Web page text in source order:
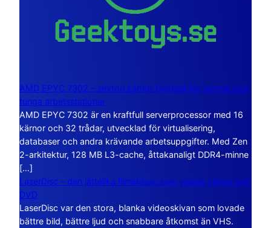
AMD EPYC 7302 – sexton kärnor byggda för servrar och
tunga arbetsstationer
AMD EPYC 7302 är en kraftfull serverprocessor med 16
kärnor och 32 trådar, utvecklad för virtualisering,
databaser och andra krävande arbetsuppgifter. Med Zen
2-arkitektur, 128 MB L3-cache, åttakanaligt DDR4-minne
[…]
LaserDisc – den jättelika filmskivan som visade vägen mot
DVD
LaserDisc var den stora, blanka videoskivan som lovade
bättre bild, bättre ljud och snabbare åtkomst än VHS.